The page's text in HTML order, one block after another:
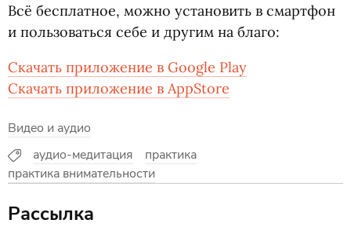
Всё бесплатное, можно установить в смартфон
и пользоваться себе и другим на благо:
Скачать приложение в Google Play
Скачать приложение в AppStore
Видео и аудио
аудио-медитация
практика
практика внимательности
Рассылка